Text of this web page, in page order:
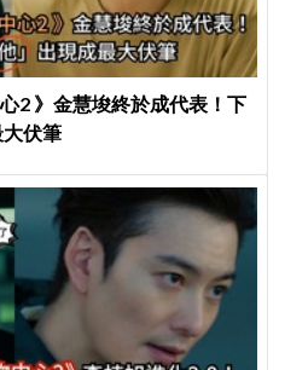
2 》金慧埈終於成代表！下
伏筆